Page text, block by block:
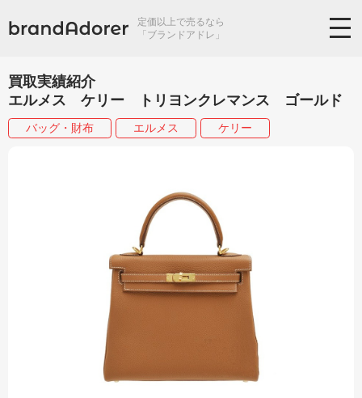
定価以上で売るなら
「ブランドアドレ」
買取実績紹介
エルメス ケリー トリヨンクレマンス ゴールド
バッグ・財布 エルメス ケリー